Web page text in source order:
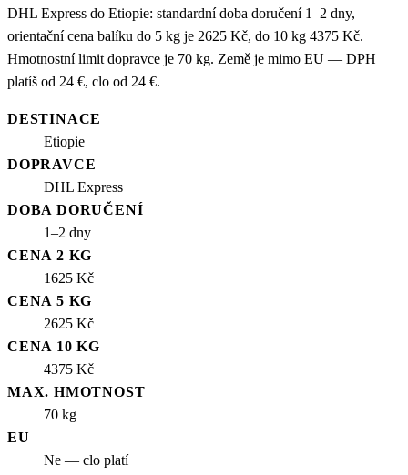
DHL Express do Etiopie: standardní doba doručení 1–2 dny,
orientační cena balíku do 5 kg je 2625 Kč, do 10 kg 4375 Kč.
Hmotnostní limit dopravce je 70 kg. Země je mimo EU — DPH
platíš od 24 €, clo od 24 €.
DESTINACE
Etiopie
DOPRAVCE
DHL Express
DOBA DORUČENÍ
1–2 dny
CENA 2 KG
1625 Kč
CENA 5 KG
2625 Kč
CENA 10 KG
4375 Kč
MAX. HMOTNOST
70 kg
EU
Ne — clo platí